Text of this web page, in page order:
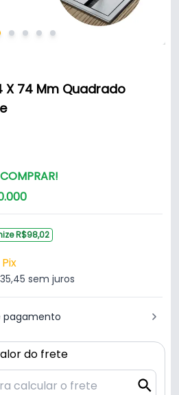
X 74 Mm Quadrado
.000
R$98,02
sem juros
pagamento
do frete